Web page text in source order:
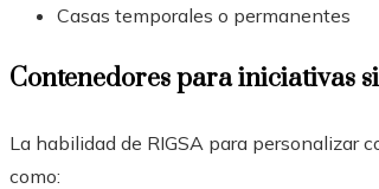
Casas temporales o permanentes
Contenedores para iniciativas
La habilidad de RIGSA para personalizar
como: